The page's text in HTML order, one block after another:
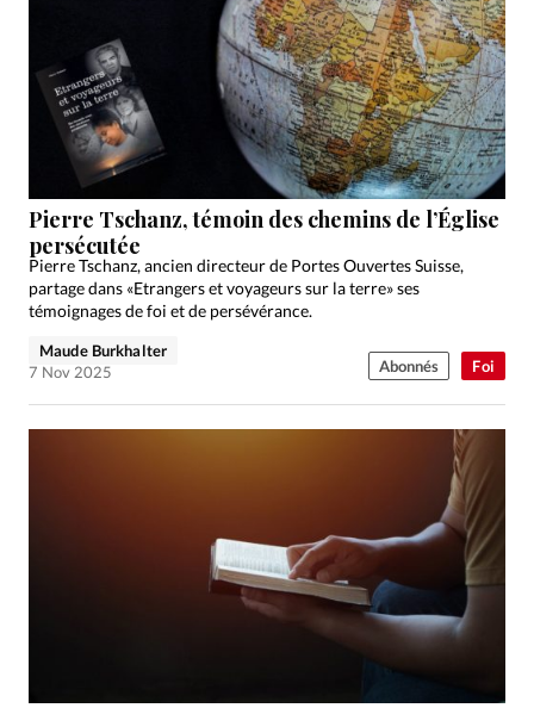
Foi
Pierre Tschanz, témoin des chemins de l’Église
persécutée
Pierre Tschanz, ancien directeur de Portes Ouvertes Suisse,
partage dans «Etrangers et voyageurs sur la terre» ses
témoignages de foi et de persévérance.
Maude Burkhalter
7 Nov 2025
Abonnés